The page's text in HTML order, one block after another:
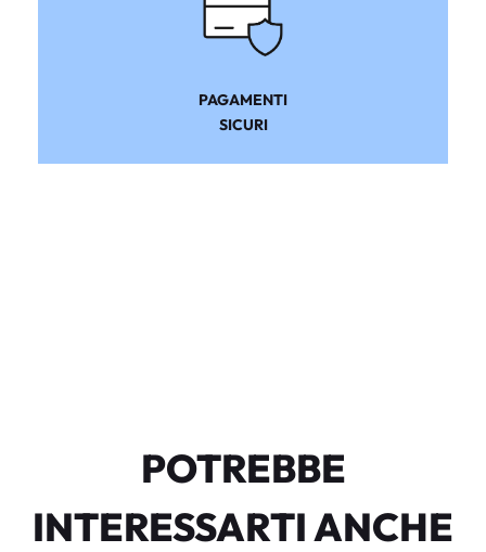
PAGAMENTI
SICURI
POTREBBE
INTERESSARTI ANCHE